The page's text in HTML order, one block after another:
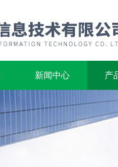
新闻中心 产